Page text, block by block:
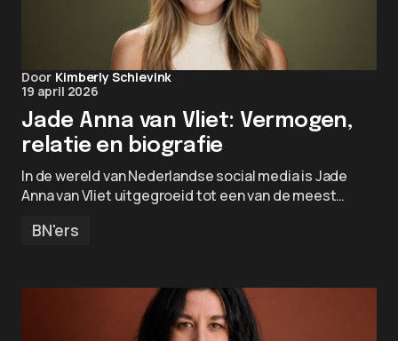
Door Kimberly Schievink
19 april 2026
Jade Anna van Vliet: Vermogen,
relatie en biografie
In de wereld van Nederlandse social media is Jade
Anna van Vliet uitgegroeid tot een van de meest…
BN'ers